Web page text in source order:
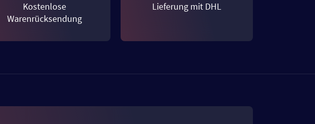
Kostenlose
Warenrücksendung
Lieferung mit DHL